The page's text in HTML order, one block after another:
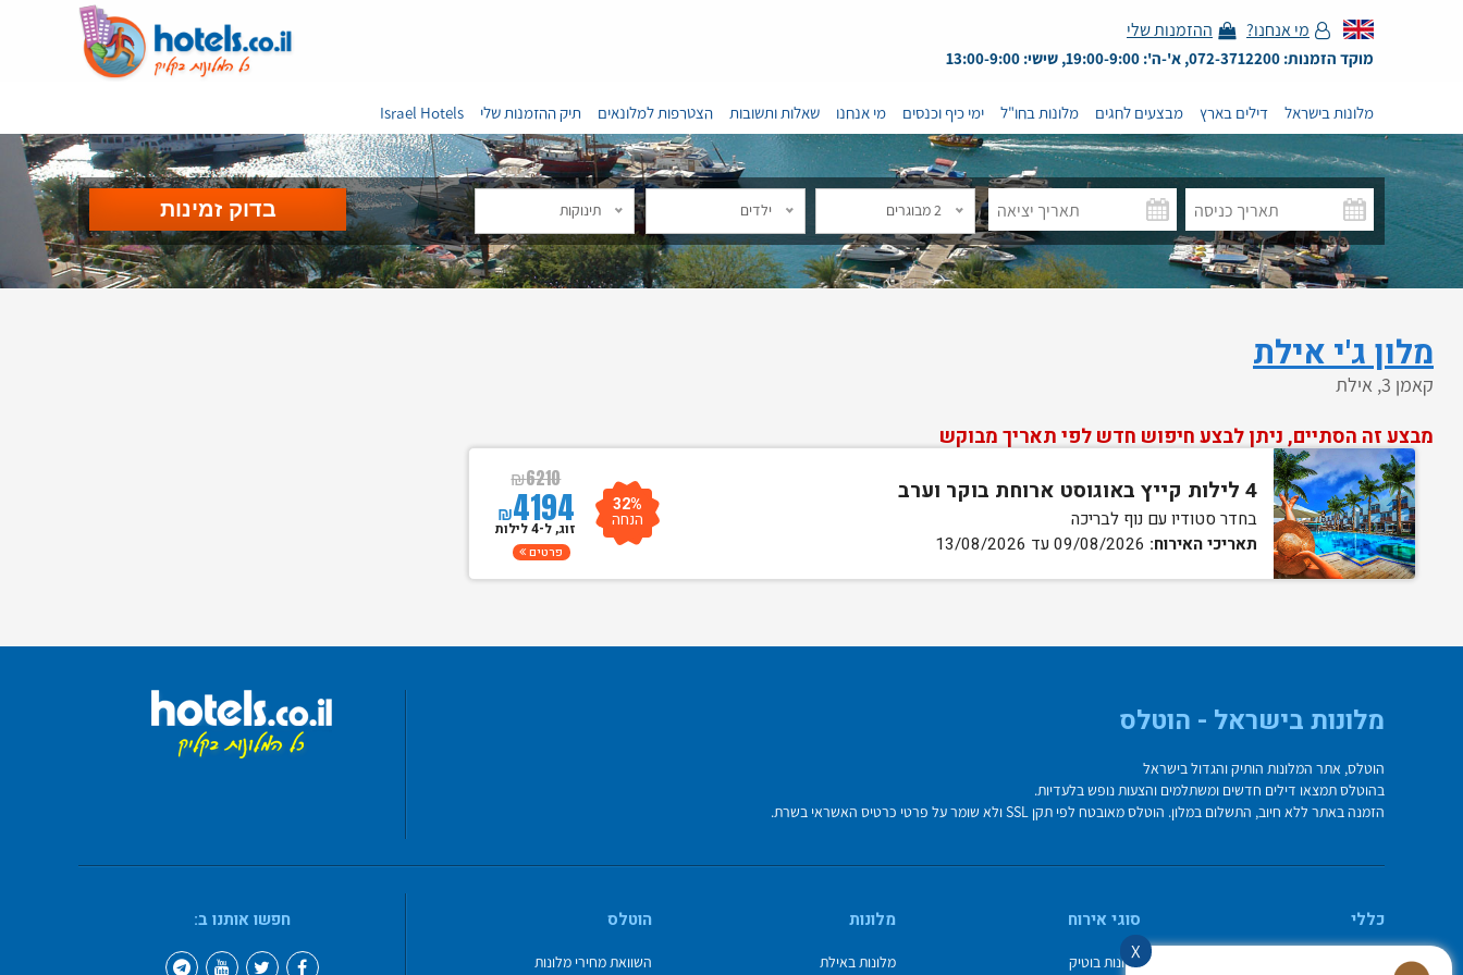
מי אנחנו? ההזמנות שלי
מוקד הזמנות: 072-3712200, א'-ה': 19:00-9:00, שישי: 13:00-9:00
מלונות בישראל דילים בארץ מבצעים לחגים מלונות בחו"ל ימי כיף וכנסים מי אנחנו שאלות ותשובות הצטרפות למלונאים תיק ההזמנות שלי Israel Hotels
2 מבוגרים ילדים תינוקות
מלון ג'י אילת
קאמן 3, אילת
מבצע זה הסתיים, ניתן לבצע חיפוש חדש לפי תאריך מבוקש
4 לילות קייץ באוגוסט ארוחת בוקר וערב
בחדר סטודיו עם נוף לבריכה
תאריכי האירוח:
₪6210
₪4194 32%
הנחה זוג, ל-4 לילות
פרטים
X
מלונות בישראל - הוטלס
הוטלס, אתר המלונות הותיק והגדול בישראל
בהוטלס תמצאו דילים חדשים ומשתלמים והצעות נופש בלעדיות.
הזמנה באתר ללא חיוב, התשלום במלון. הוטלס מאובטח לפי תקן SSL ולא שומר על פרטי כרטיס האשראי בשרת.
כללי סוגי אירוח
מלונות בוטיק
מלונות
מלונות באילת
הוטלס
השוואת מחירי מלונות
חפשו אותנו ב: